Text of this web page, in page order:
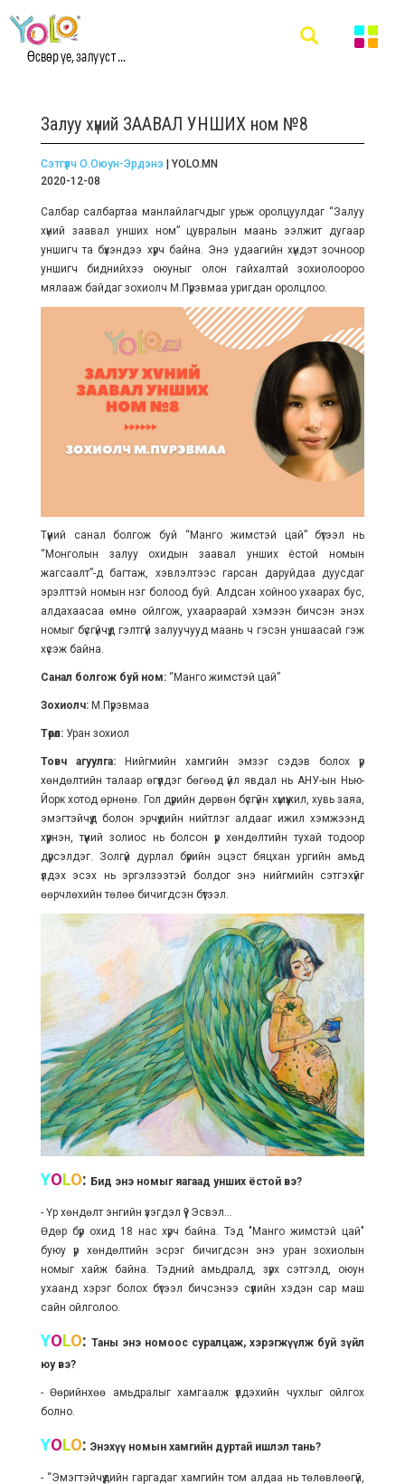
Өсвөр үе, залууст ...
Залуу хүний ЗААВАЛ УНШИХ ном №8
Сэтгүүлч О.Оюун-Эрдэнэ | YOLO.MN
2020-12-08
Салбар салбартаа манлайлагчдыг урьж оролцуулдаг “Залуу
хүний заавал унших ном” цувралын маань ээлжит дугаар
уншигч та бүхэндээ хүрч байна. Энэ удаагийн хүндэт зочноор
уншигч биднийхээ оюуныг олон гайхалтай зохиолоороо
мялааж байдаг зохиолч М.Пүрэвмаа уригдан оролцлоо.
Түүний санал болгож буй “Манго жимстэй цай” бүтээл нь
“Монголын залуу охидын заавал унших ёстой номын
жагсаалт”-д багтаж, хэвлэлтээс гарсан даруйдаа дуусдаг
эрэлттэй номын нэг болоод буй. Алдсан хойноо ухаарах бус,
алдахаасаа өмнө ойлгож, ухаараарай хэмээн бичсэн энэхүү
номыг бүсгүйчүүд гэлтгүй залуучууд маань ч гэсэн уншаасай гэж
хүсэж байна.
Санал болгож буй ном:“Манго жимстэй цай”
Зохиолч:М.Пүрэвмаа
Төрөл:Уран зохиол
Товч агуулга:Нийгмийн хамгийн эмзэг сэдэв болох үр
хөндөлтийн талаар өгүүлдэг бөгөөд үйл явдал нь АНУ-ын Нью-
Йорк хотод өрнөнө. Гол дүрийн дөрвөн бүсгүйн хүмүүжил, хувь заяа,
эмэгтэйчүүд болон эрчүүдийн нийтлэг алдааг ижил хэмжээнд
хүүрнэн, түүний золиос нь болсон үр хөндөлтийн тухай тодоор
дүрсэлдэг. Золгүй дурлал бүрийн эцэст бяцхан ургийн амьд
үлдэх эсэх нь эргэлзээтэй болдог энэ нийгмийн сэтгэхүйг
өөрчлөхийн төлөө бичигдсэн бүтээл.
YOLO: Бид энэ номыг яагаад унших ёстой вэ?
- Үр хөндөлт энгийн үзэгдэл үү? Эсвэл...
Өдөр бүр охид 18 нас хүрч байна. Тэд "Манго жимстэй цай"
буюу үр хөндөлтийн эсрэг бичигдсэн энэ уран зохиолын
номыг хайж байна. Тэдний амьдралд, зүрх сэтгэлд, оюун
ухаанд хэрэг болох бүтээл бичсэнээ сүүлийн хэдэн сар маш
сайн ойлголоо.
YOLO: Таны энэ номоос суралцаж, хэрэгжүүлж буй зүйл
юу вэ?
- Өөрийнхөө амьдралыг хамгаалж үлдэхийн чухлыг ойлгох
болно.
YOLO: Энэхүү номын хамгийн дуртай ишлэл тань?
- “Эмэгтэйчүүдийн гаргадаг хамгийн том алдаа нь төлөвлөөгүй,